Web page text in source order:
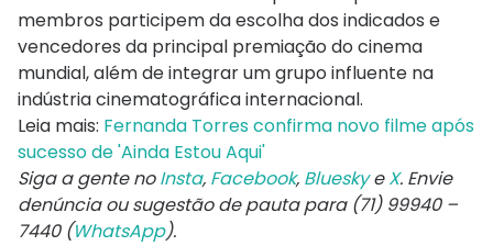
membros participem da escolha dos indicados e
vencedores da principal premiação do cinema
mundial, além de integrar um grupo influente na
indústria cinematográfica internacional.
Leia mais: Fernanda Torres confirma novo filme após
sucesso de 'Ainda Estou Aqui'
Siga a gente noInsta, Facebook, BlueskyeX. Envie
denúncia ou sugestão de pauta para (71) 99940 –
7440 (WhatsApp).